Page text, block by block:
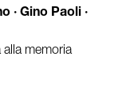
· Gino Paoli ·
memoria